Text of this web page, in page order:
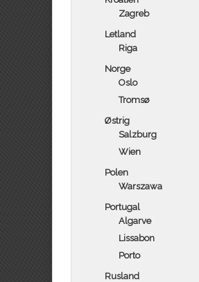
Zagreb
Letland
Riga
Norge
Oslo
Tromsø
Østrig
Salzburg
Wien
Polen
Warszawa
Portugal
Algarve
Lissabon
Porto
Rusland